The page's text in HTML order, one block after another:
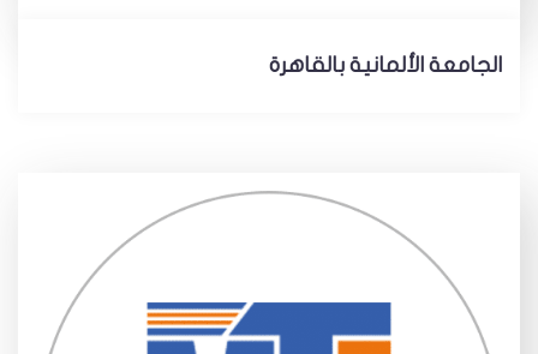
الجامعة الألمانية بالقاهرة